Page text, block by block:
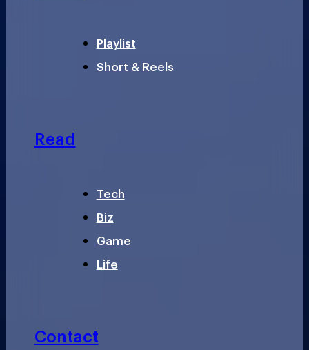
Playlist
Short & Reels
Read
Tech
Biz
Game
Life
Contact